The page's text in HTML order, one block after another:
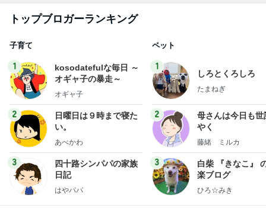
トップブロガーランキング
子育て
1
kosodatefulな毎日 ～
オギャ子の暴走～
オギャ子
2
日曜日は９時まで寝た
い。
あべかわ
3
四十路シンパパの家族
日記
はやパパ
ペット
1
しろとくろしろ
たまねぎ
2
母さんは今日も世
やく
藤緒 ミルカ
3
白柴 『きなこ』
楽ブログ
ひろ☆みき